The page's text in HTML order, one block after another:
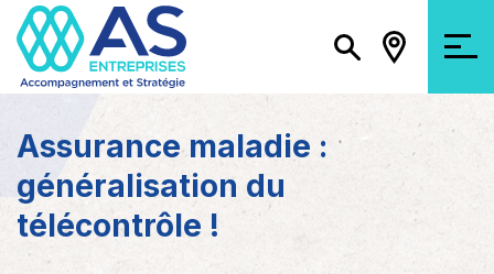
Assurance maladie :
généralisation du
télécontrôle !